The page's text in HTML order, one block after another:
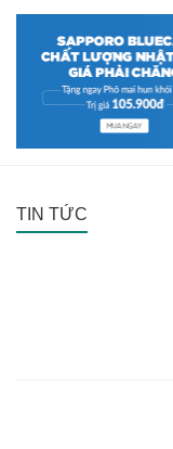
TIN TỨC